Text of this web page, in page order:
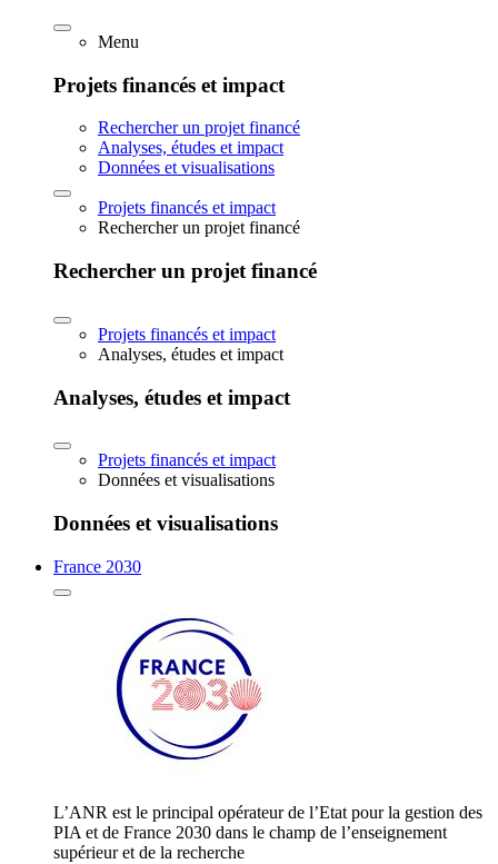
Menu
Projets financés et impact
Rechercher un projet financé
Analyses, études et impact
Données et visualisations
Projets financés et impact
Rechercher un projet financé
Rechercher un projet financé
Projets financés et impact
Analyses, études et impact
Analyses, études et impact
Projets financés et impact
Données et visualisations
Données et visualisations
France 2030
L’ANR est le principal opérateur de l’Etat pour la gestion des
PIA et de France 2030 dans le champ de l’enseignement
supérieur et de la recherche